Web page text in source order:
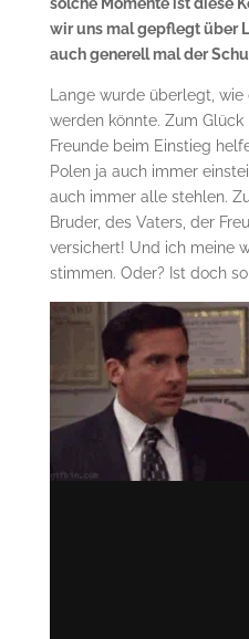
solche Momente ist diese
wir uns mal gepflegt über
auch generell mal der
Lange wurde überlegt,
werden könnte. Zum
Freunde beim Einstieg
Polen ja auch immer
auch immer alle stehlen.
Bruder, des Vaters, der
versichert! Und ich meine
stimmen. Oder? Ist doch